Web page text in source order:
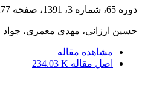
دوره 65، شماره 3، 1391، صفحه 288
حسین ارزانی، مهدی معمری، جواد
مشاهده مقاله
اصل مقاله 234.03 K